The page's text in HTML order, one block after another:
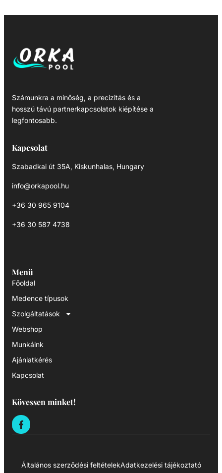
Számunkra a minőség, a precizitás és a
hosszú távú partnerkapcsolatok kiépítése a
legfontosabb.
Kapcsolat
Szabadkai út 35A, Kiskunhalas, Hungary
info@orkapool.hu
+36 30 965 9104
+36 30 587 4738
Menü
Főoldal
Medence típusok
Szolgáltatások
Webshop
Munkáink
Ajánlatkérés
Kapcsolat
Kövessen minket!
Általános szerződési feltételekAdatkezelési tájékoztató